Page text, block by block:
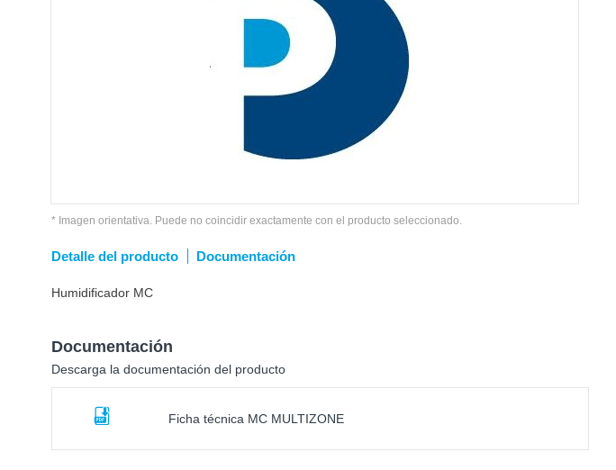
* Imagen orientativa. Puede no coincidir exactamente con el producto seleccionado.
Detalle del producto Documentación
Humidificador MC
Documentación
Descarga la documentación del producto
Ficha técnica MC MULTIZONE